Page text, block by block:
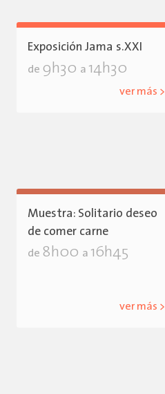
Exposición Jama s.XXI
de 9h30 a 14h30
ver más >
Muestra: Solitario deseo
de comer carne
de 8h00 a 16h45
ver más >